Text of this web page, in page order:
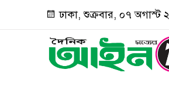
ঢাকা, শুক্রবার, ০৭